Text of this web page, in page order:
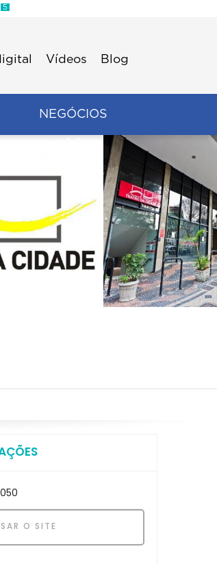
5
Vídeos Blog
NEGÓCIOS
O SITE